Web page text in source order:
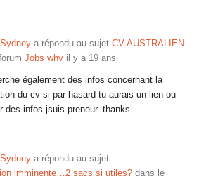
a répondu au sujet CV AUSTRALIEN
Jobs whv il y a 19 ans
également des infos concernant la
du cv si par hasard tu aurais un lien ou
des infos jsuis preneur. thanks
a répondu au sujet
imminente…2 sacs si utiles? dans le